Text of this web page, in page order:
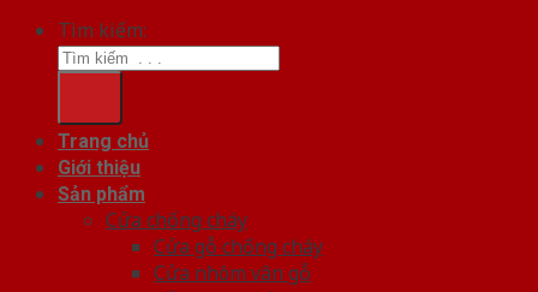
Tìm kiếm:
Trang chủ
Giới thiệu
Sản phẩm
Cửa chống cháy
Cửa gỗ chống cháy
Cửa nhôm vân gỗ